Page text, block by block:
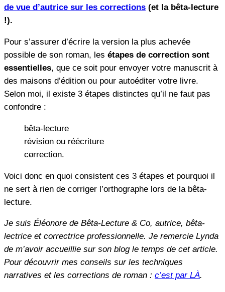
de vue d’autrice sur les corrections (et la bêta-lecture
!).
Pour s’assurer d’écrire la version la plus achevée
possible de son roman, les étapes de correction sont
essentielles, que ce soit pour envoyer votre manuscrit à
des maisons d’édition ou pour autoéditer votre livre.
Selon moi, il existe 3 étapes distinctes qu’il ne faut pas
confondre :
bêta-lecture
révision ou réécriture
correction.
Voici donc en quoi consistent ces 3 étapes et pourquoi il
ne sert à rien de corriger l’orthographe lors de la bêta-
lecture.
Je suis Éléonore de Bêta-Lecture & Co, autrice, bêta-
lectrice et correctrice professionnelle. Je remercie Lynda
de m’avoir accueillie sur son blog le temps de cet article.
Pour découvrir mes conseils sur les techniques
narratives et les corrections de roman : c’est par LÀ.